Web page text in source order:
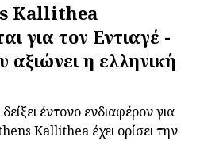
Kallithea
για τον Εντιαγέ -
αξιώνει η ελληνική
έντονο ενδιαφέρον για
Kallithea έχει ορίσει την